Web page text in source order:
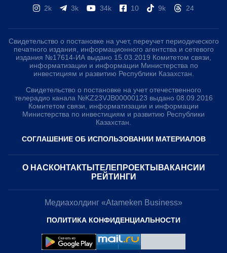
2k 3k 34k 10 9k 24
Свидетельство о постановке на учет, переучет периодического
печатного издания, информационного агентства и сетевого
издания №17614-ИА выдано 15.03.2019 Комитетом связи,
информатизации и информации Министерства по
инвестициям и развитию Республики Казахстан.
Свидетельство о постановке на учет отечественного
телерадио канала №KZ23VJB00000123 выдано 08.09.2016
Комитетом связи, информатизации и информации
Министерства по инвестициям и развитию Республики
Казахстан.
СОГЛАШЕНИЕ ОБ ИСПОЛЬЗОВАНИИ МАТЕРИАЛОВ
О НАС КОНТАКТЫ ТЕЛЕПРОЕКТЫ ВАКАНСИИ
РЕЙТИНГИ
Медиахолдинг «Atameken Business»
ПОЛИТИКА КОНФИДЕНЦИАЛЬНОСТИ